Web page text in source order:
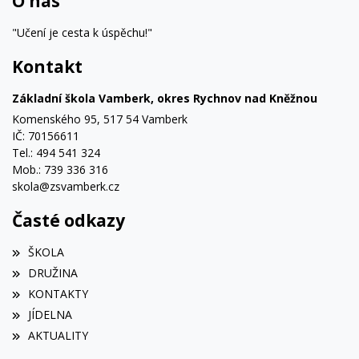
"Učení je cesta k úspěchu!"
Kontakt
Základní škola Vamberk, okres Rychnov nad Kněžnou
Komenského 95, 517 54 Vamberk
IČ: 70156611
Tel.: 494 541 324
Mob.: 739 336 316
skola@zsvamberk.cz
Časté odkazy
ŠKOLA
DRUŽINA
KONTAKTY
JÍDELNA
AKTUALITY